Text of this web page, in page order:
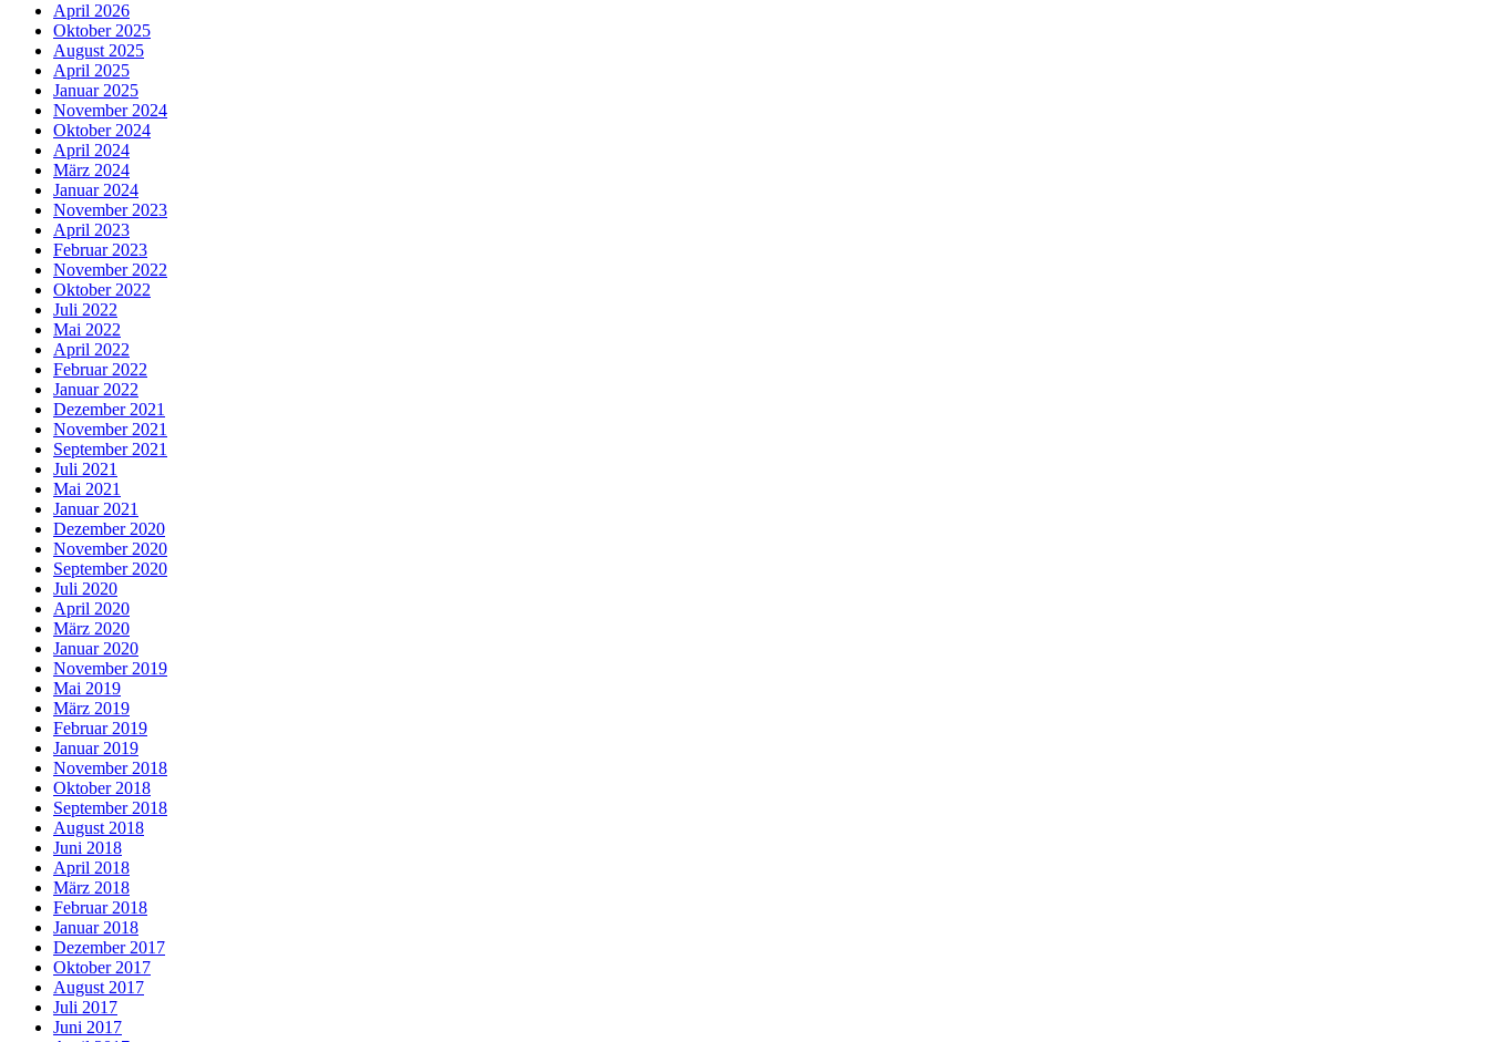
April 2026
Oktober 2025
August 2025
April 2025
Januar 2025
November 2024
Oktober 2024
April 2024
März 2024
Januar 2024
November 2023
April 2023
Februar 2023
November 2022
Oktober 2022
Juli 2022
Mai 2022
April 2022
Februar 2022
Januar 2022
Dezember 2021
November 2021
September 2021
Juli 2021
Mai 2021
Januar 2021
Dezember 2020
November 2020
September 2020
Juli 2020
April 2020
März 2020
Januar 2020
November 2019
Mai 2019
März 2019
Februar 2019
Januar 2019
November 2018
Oktober 2018
September 2018
August 2018
Juni 2018
April 2018
März 2018
Februar 2018
Januar 2018
Dezember 2017
Oktober 2017
August 2017
Juli 2017
Juni 2017